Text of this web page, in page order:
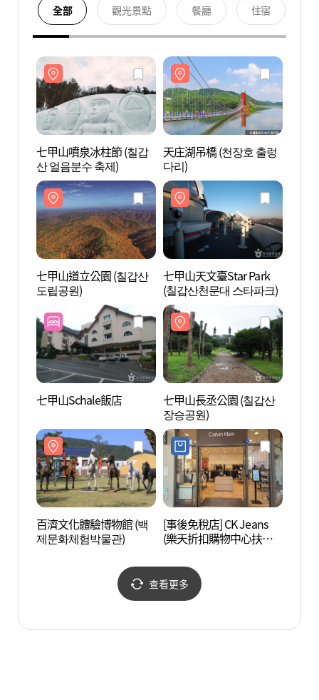
全部 觀光景點 餐廳 住宿
七甲山噴泉冰柱節 (칠갑
산 얼음분수 축제)
天庄湖吊橋 (천장호 출렁
다리)
七甲山道立公園 (칠갑산
도립공원)
七甲山天文臺Star Park
(칠갑산천문대 스타파크)
七甲山Schale飯店
七甲山長丞公園 (칠갑산
장승공원)
百濟文化體驗博物館 (백
제문화체험박물관)
[事後免稅店] CK Jeans
(樂天折扣購物中心扶餘
울렛 부여점)
查看更多